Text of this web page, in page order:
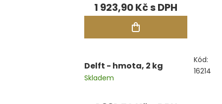
1 923,90 Kč
Delft - hmota, 2 kg
Skladem
Kód:
16214